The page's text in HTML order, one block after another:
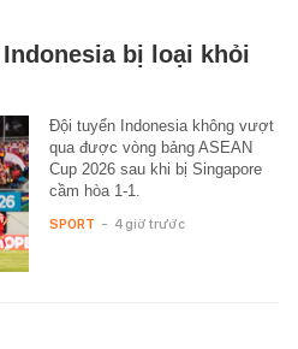
bị loại khỏi
Đội tuyển Indonesia không vượt
qua được vòng bảng ASEAN
Cup 2026 sau khi bị Singapore
cầm hòa 1-1.
SPORT - 4 giờ trước